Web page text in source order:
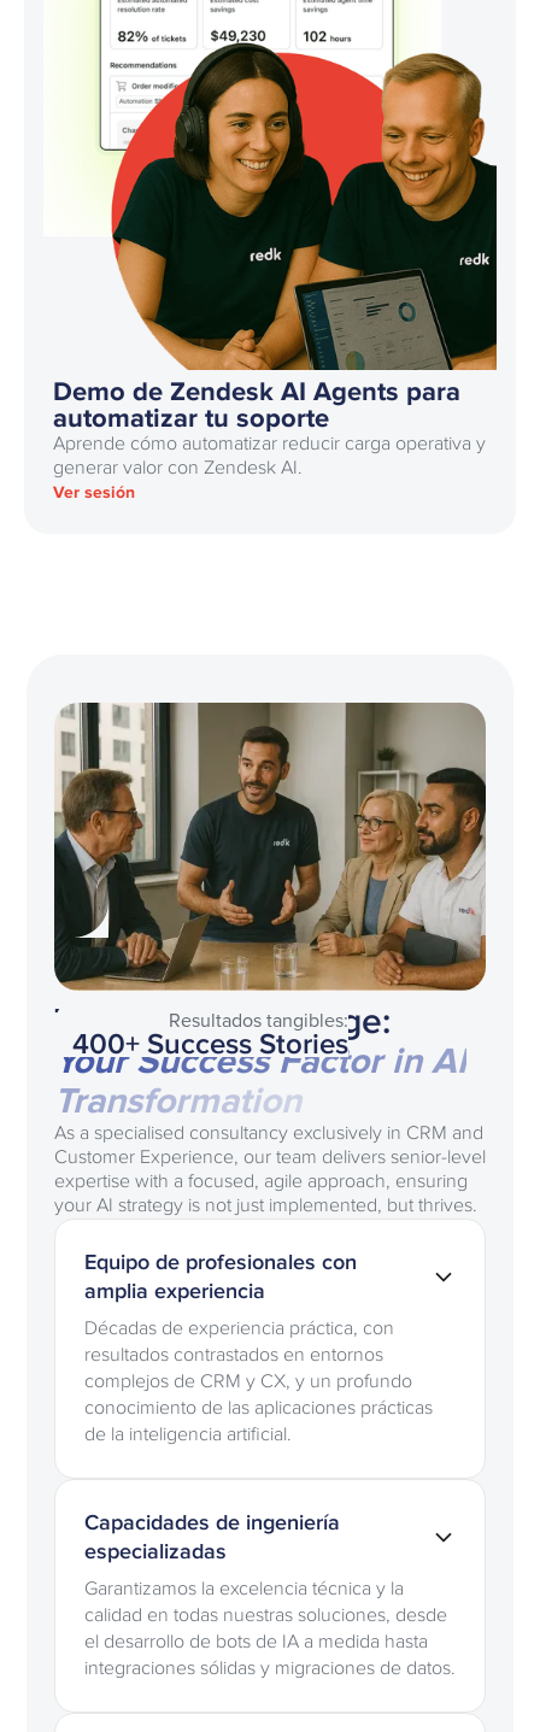
Demo de Zendesk AI Agents para
automatizar tu soporte
Aprende cómo automatizar reducir carga operativa y
generar valor con Zendesk AI.
Ver sesión
Resultados tangibles:
400+ Success Stories
The redk Advantage:
Your Success Factor in AI
Transformation
As a specialised consultancy exclusively in CRM and
Customer Experience, our team delivers senior-level
expertise with a focused, agile approach, ensuring
your AI strategy is not just implemented, but thrives.
Equipo de profesionales con
amplia experiencia
Décadas de experiencia práctica, con
resultados contrastados en entornos
complejos de CRM y CX, y un profundo
conocimiento de las aplicaciones prácticas
de la inteligencia artificial.
Capacidades de ingeniería
especializadas
Garantizamos la excelencia técnica y la
calidad en todas nuestras soluciones, desde
el desarrollo de bots de IA a medida hasta
integraciones sólidas y migraciones de datos.